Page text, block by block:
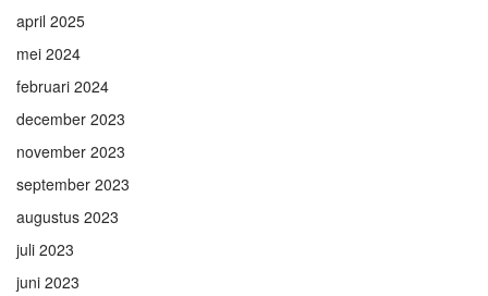
april 2025
mei 2024
februari 2024
december 2023
november 2023
september 2023
augustus 2023
juli 2023
juni 2023